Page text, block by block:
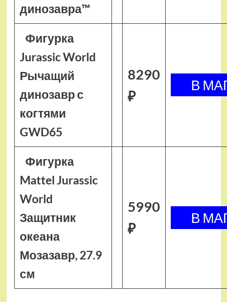
динозавра™
Фигурка
Jurassic World
Рычащий
динозавр с
когтями
GWD65
8290
₽
Фигурка
Mattel Jurassic
World
Защитник
океана
Мозазавр, 27.9
см
5990
₽